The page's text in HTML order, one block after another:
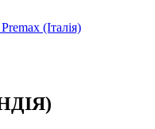
(Італія)